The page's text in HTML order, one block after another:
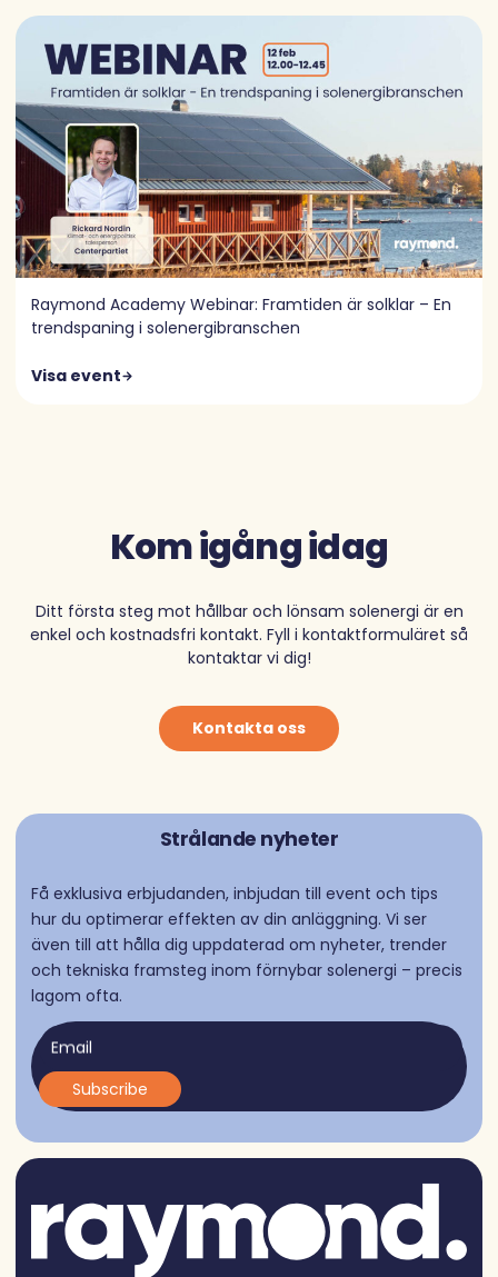
Raymond Academy Webinar: Framtiden är solklar – En
trendspaning i solenergibranschen
Visa event
Kom igång idag
Ditt första steg mot hållbar och lönsam solenergi är en
enkel och kostnadsfri kontakt. Fyll i kontaktformuläret så
kontaktar vi dig!
Kontakta oss
Strålande nyheter
Få exklusiva erbjudanden, inbjudan till event och tips
hur du optimerar effekten av din anläggning. Vi ser
även till att hålla dig uppdaterad om nyheter, trender
och tekniska framsteg inom förnybar solenergi – precis
lagom ofta.
Email